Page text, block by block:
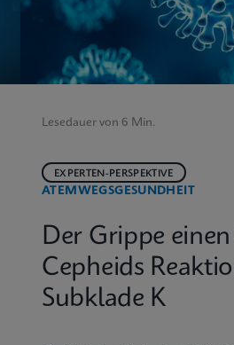
Lesedauer von 6 Min.
ATEMWEGSGESUNDHEIT
EXPERTEN-PERSPEKTIVE
Der Grippe
Cepheids
Subklade K